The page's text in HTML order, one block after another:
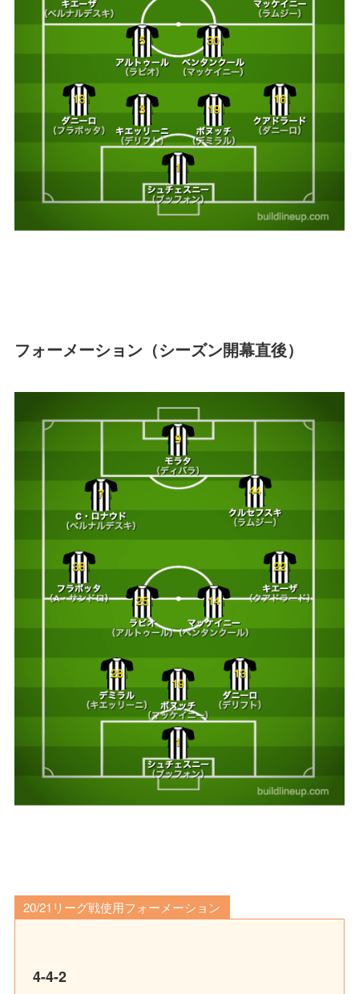
フォーメーション（シーズン開幕直後）
20/21リーグ戦使用フォーメーション
4-4-2